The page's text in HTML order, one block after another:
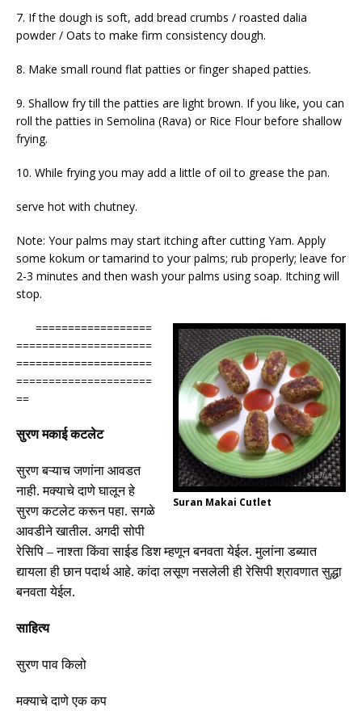
7. If the dough is soft, add bread crumbs / roasted dalia
powder / Oats to make firm consistency dough.
8. Make small round flat patties or finger shaped patties.
9. Shallow fry till the patties are light brown. If you like, you can
roll the patties in Semolina (Rava) or Rice Flour before shallow
frying.
10. While frying you may add a little of oil to grease the pan.
serve hot with chutney.
Note: Your palms may start itching after cutting Yam. Apply
some kokum or tamarind to your palms; rub properly; leave for
2-3 minutes and then wash your palms using soap. Itching will
stop.
Suran Makai Cutlet
==================
=====================
=====================
=====================
==
सुरण मकाई कटलेट
सुरण बऱ्याच जणांना आवडत
नाही.मक्याचे दाणे घालून हे
सुरण कटलेट करून पहा.सगळे
आवडीने खातील. अगदी सोपी
रेसिपि –नाश्ता किंवा साईड डिश म्हणून बनवता येईल.मुलांना डब्यात
द्यायला ही छान पदार्थ आहे.कांदा लसूण नसलेली ही रेसिपी श्रावणात सुद्धा
बनवता येईल.
साहित्य
सुरण पाव किलो
मक्याचे दाणेएककप